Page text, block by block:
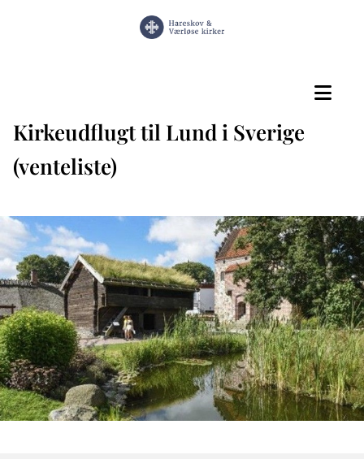
Kirkeudflugt til Lund i Sverige
(venteliste)